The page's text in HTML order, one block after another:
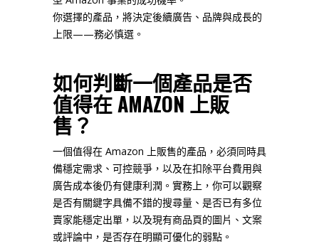
你選擇的產品，將決定後續廣告、品牌與成長的
上限——務必慎選。
如何判斷一個產品是否
值得在 AMAZON 上販
售？
一個值得在 Amazon 上販售的產品，必須同時具
備穩定需求、可控競爭， 以及在扣除平台費用與
廣告成本後仍有健康利潤。實務上， 你可以觀察
是否有關鍵字具備不錯的搜尋量、 是否已有多位
賣家能穩定出單，以及現有商品頁的圖片、 文案
或評論中，是否存在明顯可優化的弱點。